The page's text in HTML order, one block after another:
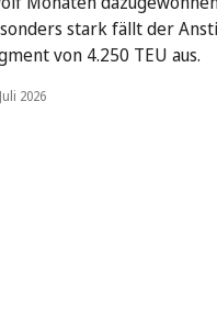
stark fällt der
von 4.250 TEU aus.
2026